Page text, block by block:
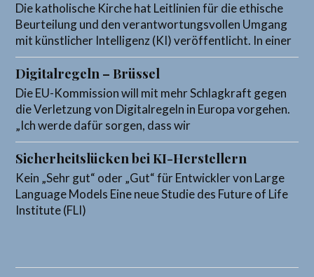
Die katholische Kirche hat Leitlinien für die ethische
Beurteilung und den verantwortungsvollen Umgang
mit künstlicher Intelligenz (KI) veröffentlicht. In einer
Digitalregeln – Brüssel
Die EU-Kommission will mit mehr Schlagkraft gegen
die Verletzung von Digitalregeln in Europa vorgehen.
„Ich werde dafür sorgen, dass wir
Sicherheitslücken bei KI-Herstellern
Kein „Sehr gut“ oder „Gut“ für Entwickler von Large
Language Models Eine neue Studie des Future of Life
Institute (FLI)